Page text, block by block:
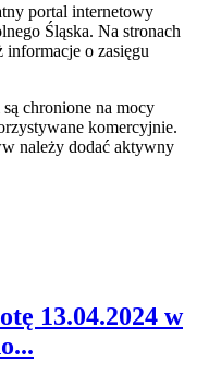
portal internetowy
Śląska. Na stronach
informacje o zasięgu
chronione na mocy
komercyjnie.
należy dodać aktywny
13.04.2024 w